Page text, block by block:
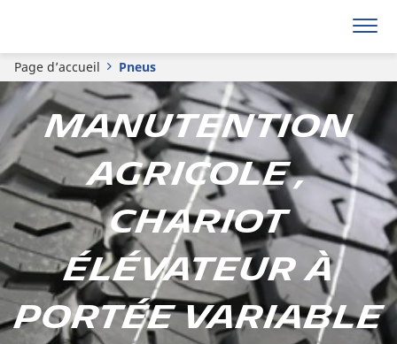
Page d’accueil Pneus
Manutention
agricole ,
Chariot
élévateur à
portée variable